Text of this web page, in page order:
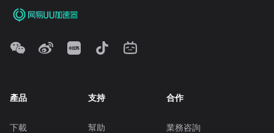
產品
下載
支持
幫助
合作
業務咨詢